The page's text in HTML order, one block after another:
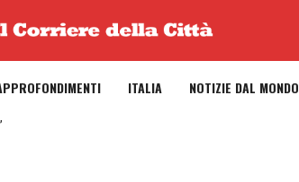
ITALIA NOTIZIE DAL MONDO